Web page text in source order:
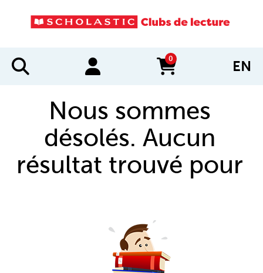
0
items in cart EN
Nous sommes
désolés. Aucun
résultat trouvé pour